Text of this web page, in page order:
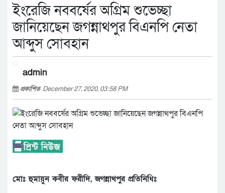
ইংরেজি নববর্ষের অগ্রিম শুভেচ্ছা
জানিয়েছেন জগন্নাথপুর বিএনপি নেতা
আব্দুস সোবহান
admin
প্রকাশিত December 27, 2020, 03:58 PM
মোঃ হুমায়ুন কবীর ফরীদি, জগন্নাথপুর প্রতিনিধিঃ